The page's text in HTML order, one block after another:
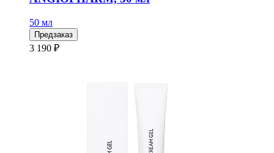
50 мл
Предзаказ
3 190 ₽